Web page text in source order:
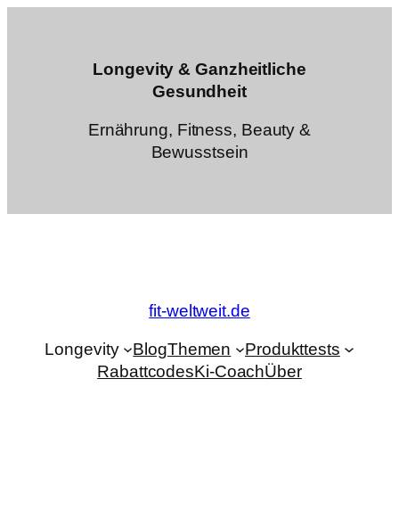
Longevity & Ganzheitliche
Gesundheit
Ernährung, Fitness, Beauty &
Bewusstsein
fit-weltweit.de
Longevity BlogThemen
Produkttests
RabattcodesKi-CoachÜber